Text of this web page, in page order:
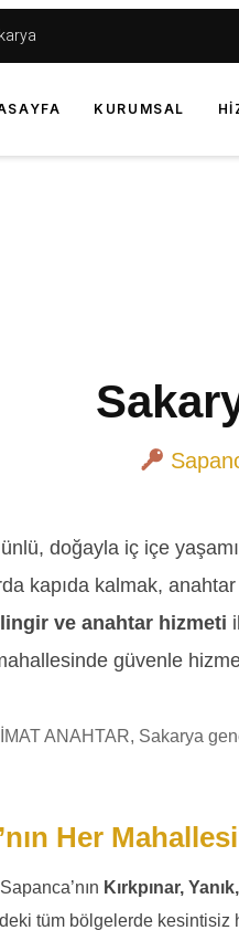
KURUMSAL
doğayla iç içe
kapıda kalmak,
ve anahtar hizmeti
güvenle
ANAHTAR, Sakarya
Her
Kırkpınar,
tüm bölgelerde kesintisiz